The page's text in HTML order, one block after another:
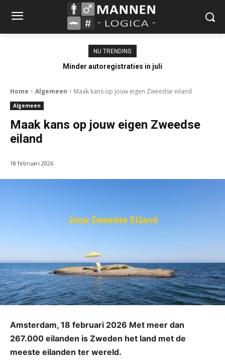
NU TRENDING
Minder autoregistraties in juli
Home Algemeen Maak kans op jouw eigen Zweedse eiland
Algemeen
Maak kans op jouw eigen Zweedse
eiland
18 februari 2026
Amsterdam, 18 februari 2026 Met meer dan
267.000 eilanden is Zweden het land met de
meeste eilanden ter wereld.